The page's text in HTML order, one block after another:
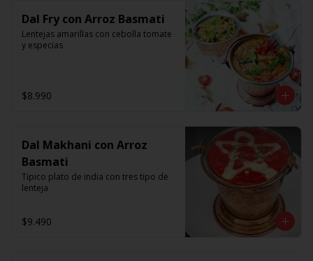
Dal Fry con Arroz Basmati
Lentejas amarillas con cebolla tomate
y especias
$8.990
Dal Makhani con Arroz
Basmati
Tipico plato de india con tres tipo de
lenteja
$9.490